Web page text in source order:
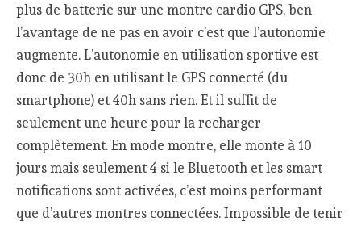
plus de batterie sur une montre cardio GPS, ben
l’avantage de ne pas en avoir c’est que l’autonomie
augmente. L’autonomie en utilisation sportive est
donc de 30h en utilisant le GPS connecté (du
smartphone) et 40h sans rien. Et il suffit de
seulement une heure pour la recharger
complètement. En mode montre, elle monte à 10
jours mais seulement 4 si le Bluetooth et les smart
notifications sont activées, c’est moins performant
que d’autres montres connectées. Impossible de tenir